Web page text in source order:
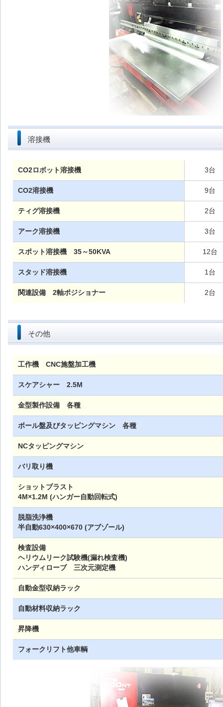
溶接機
CO2ロボット溶接機 3台
CO2溶接機 9台
ティグ溶接機 2台
アーク溶接機 3台
スポット溶接機 35～50KVA 12台
スタッド溶接機 1台
関連設備 2軸ポジショナー 2台
その他
工作機 CNC施盤加工機
スケアシャー 2.5M
金型製作設備 各種
ボール盤及びタッピングマシン 各種
NCタッピングマシン
バリ取り機
ショットブラスト
4M×1.2M (ハンガー自動回転式)
脱脂洗浄機
半自動630×400×670 (アブゾール)
検査設備
ヘリウムリーク試験機(漏れ検査機)
ハンディローブ 三次元測定機
自動金型収納ラック
自動材料収納ラック
昇降機
フォークリフト他車輌